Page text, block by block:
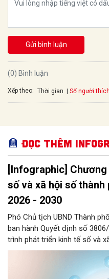
Gửi bình luận
(0) Bình luận
Xếp theo: Thời gian Số người thích
Đọc thêm
[Infographic]
số và xã hội số thành
2026 - 2030
Phó Chủ tịch UBND Thành
ban hành Quyết định số
trình phát triển kinh tế số và
đoạn 2026 - 2030” với 9
tới mục tiêu phát triển kinh
hướng toàn diện, bao trùm,